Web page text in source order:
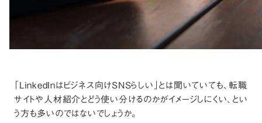
「LinkedInはビジネス向けSNSらしい」とは聞いていても、転職
サイトや人材紹介とどう使い分けるのかがイメージしにくい、とい
う方も多いのではないでしょうか。